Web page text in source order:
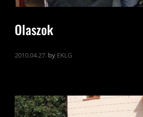
Olaszok
2010.04.27. by EKLG